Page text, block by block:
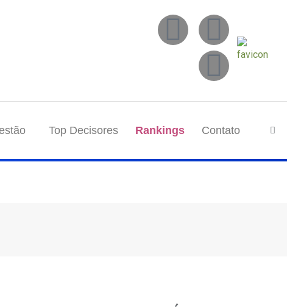
Top Decisores Rankings Contato